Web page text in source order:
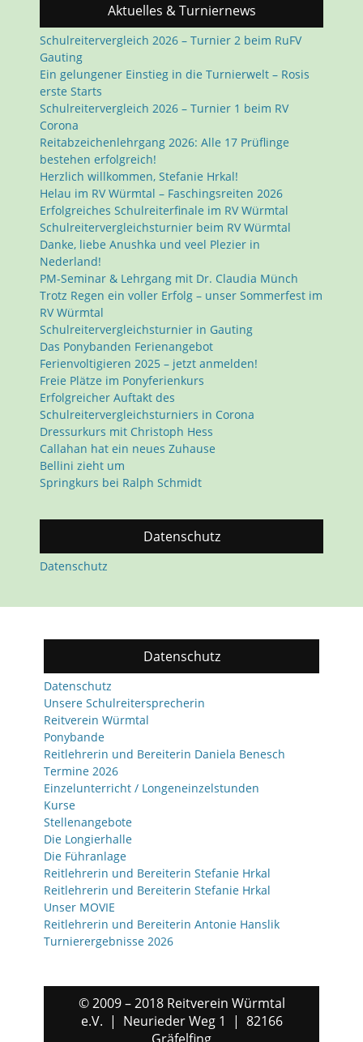
Aktuelles & Turniernews
Schulreitervergleich 2026 – Turnier 2 beim RuFV
Gauting
Ein gelungener Einstieg in die Turnierwelt – Rosis
erste Starts
Schulreitervergleich 2026 – Turnier 1 beim RV
Corona
Reitabzeichenlehrgang 2026: Alle 17 Prüflinge
bestehen erfolgreich!
Herzlich willkommen, Stefanie Hrkal!
Helau im RV Würmtal – Faschingsreiten 2026
Erfolgreiches Schulreiterfinale im RV Würmtal
Schulreitervergleichsturnier beim RV Würmtal
Danke, liebe Anushka und veel Plezier in
Nederland!
PM-Seminar & Lehrgang mit Dr. Claudia Münch
Trotz Regen ein voller Erfolg – unser Sommerfest im
RV Würmtal
Schulreitervergleichsturnier in Gauting
Das Ponybanden Ferienangebot
Ferienvoltigieren 2025 – jetzt anmelden!
Freie Plätze im Ponyferienkurs
Erfolgreicher Auftakt des
Schulreitervergleichsturniers in Corona
Dressurkurs mit Christoph Hess
Callahan hat ein neues Zuhause
Bellini zieht um
Springkurs bei Ralph Schmidt
Datenschutz
Datenschutz
Datenschutz
Datenschutz
Unsere Schulreitersprecherin
Reitverein Würmtal
Ponybande
Reitlehrerin und Bereiterin Daniela Benesch
Termine 2026
Einzelunterricht / Longeneinzelstunden
Kurse
Stellenangebote
Die Longierhalle
Die Führanlage
Reitlehrerin und Bereiterin Stefanie Hrkal
Reitlehrerin und Bereiterin Stefanie Hrkal
Unser MOVIE
Reitlehrerin und Bereiterin Antonie Hanslik
Turnierergebnisse 2026
© 2009 – 2018 Reitverein Würmtal
e.V. | Neurieder Weg 1 | 82166